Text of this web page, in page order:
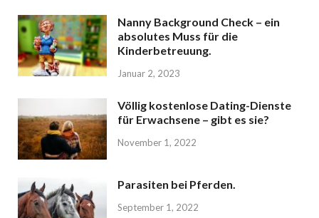
Nanny Background Check – ein
absolutes Muss für die
Kinderbetreuung.
Januar 2, 2023
Völlig kostenlose Dating-Dienste
für Erwachsene – gibt es sie?
November 1, 2022
Parasiten bei Pferden.
September 1, 2022